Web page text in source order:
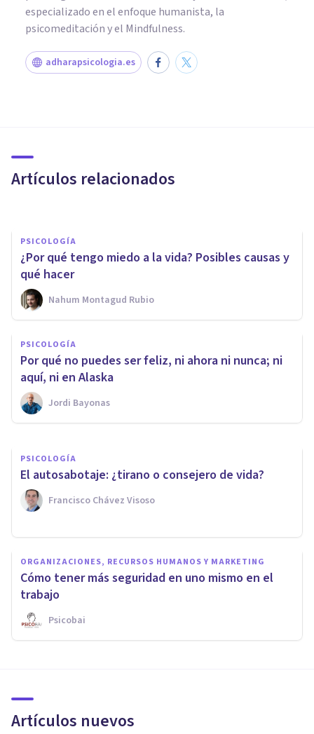
especializado en el enfoque humanista, la
psicomeditación y el Mindfulness.
adharapsicologia.es
Artículos relacionados
personal: '¿Quién soy?'
PSICOLOGÍA
¿Por qué tengo miedo a la vida? Posibles causas y
qué hacer
Nahum Montagud Rubio
PSICOLOGÍA
Por qué no puedes ser feliz, ni ahora ni nunca; ni
aquí, ni en Alaska
Jordi Bayonas
FRASES Y REFLEXIONES
25 frases que nadie te dijo y
cambiarán tu visión sobre el
mundo y la vida
Juan Armando Corbin
PSICOLOGÍA
El autosabotaje: ¿tirano o consejero de vida?
Francisco Chávez Visoso
ORGANIZACIONES, RECURSOS HUMANOS Y MARKETING
Cómo tener más seguridad en uno mismo en el
trabajo
Psicobai
Artículos nuevos